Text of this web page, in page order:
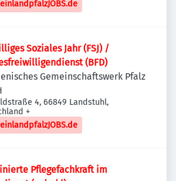
Soziales Jahr (FSJ) /
(BFD)
Gemeinschaftswerk Pfalz
4, 66849 Landstuhl,
+
Pflegefachkraft im